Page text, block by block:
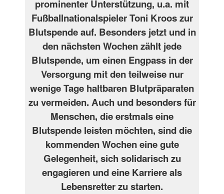
prominenter Unterstützung, u.a. mit
Fußballnationalspieler Toni Kroos zur
Blutspende auf. Besonders jetzt und in
den nächsten Wochen zählt jede
Blutspende, um einen Engpass in der
Versorgung mit den teilweise nur
wenige Tage haltbaren Blutpräparaten
zu vermeiden. Auch und besonders für
Menschen, die erstmals eine
Blutspende leisten möchten, sind die
kommenden Wochen eine gute
Gelegenheit, sich solidarisch zu
engagieren und eine Karriere als
Lebensretter zu starten.